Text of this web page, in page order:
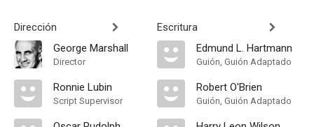
Dirección
George Marshall
Director
Ronnie Lubin
Script Supervisor
Escritura
Edmund L. Hartmann
Guión, Guión Adaptado
Robert O'Brien
Guión, Guión Adaptado